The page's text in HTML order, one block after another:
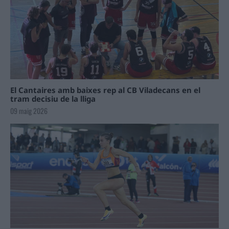
El Cantaires amb baixes rep al CB Viladecans en el
tram decisiu de la lliga
09 maig 2026